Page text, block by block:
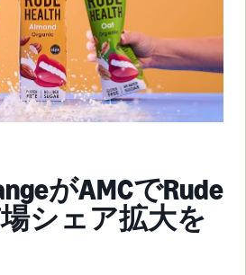
がAMCでRude
シェア拡大を